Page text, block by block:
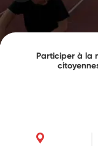
Participer à la